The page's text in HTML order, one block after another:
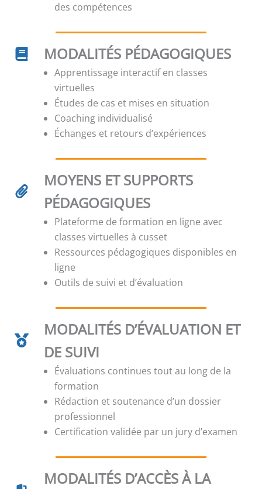
des compétences
MODALITÉS PÉDAGOGIQUES
Apprentissage interactif en classes
virtuelles
Études de cas et mises en situation
Coaching individualisé
Échanges et retours d’expériences
MOYENS ET SUPPORTS
PÉDAGOGIQUES
Plateforme de formation en ligne avec
classes virtuelles à cusset
Ressources pédagogiques disponibles en
ligne
Outils de suivi et d’évaluation
MODALITÉS D’ÉVALUATION ET
DE SUIVI
Évaluations continues tout au long de la
formation
Rédaction et soutenance d’un dossier
professionnel
Certification validée par un jury d’examen
MODALITÉS D’ACCÈS À LA